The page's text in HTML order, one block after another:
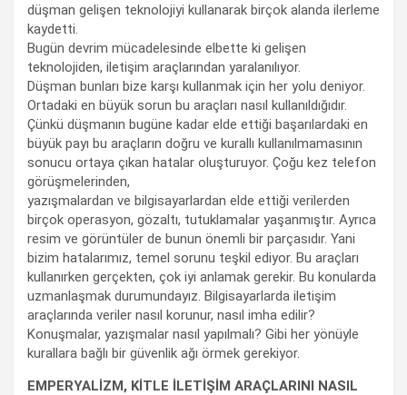
düşman gelişen teknolojiyi kullanarak birçok alanda ilerleme
kaydetti.
Bugün devrim mücadelesinde elbette ki gelişen
teknolojiden, iletişim araçlarından yaralanılıyor.
Düşman bunları bize karşı kullanmak için her yolu deniyor.
Ortadaki en büyük sorun bu araçları nasıl kullanıldığıdır.
Çünkü düşmanın bugüne kadar elde ettiği başarılardaki en
büyük payı bu araçların doğru ve kurallı kullanılmamasının
sonucu ortaya çıkan hatalar oluşturuyor. Çoğu kez telefon
görüşmelerinden,
yazışmalardan ve bilgisayarlardan elde ettiği verilerden
birçok operasyon, gözaltı, tutuklamalar yaşanmıştır. Ayrıca
resim ve görüntüler de bunun önemli bir parçasıdır. Yani
bizim hatalarımız, temel sorunu teşkil ediyor. Bu araçları
kullanırken gerçekten, çok iyi anlamak gerekir. Bu konularda
uzmanlaşmak durumundayız. Bilgisayarlarda iletişim
araçlarında veriler nasıl korunur, nasıl imha edilir?
Konuşmalar, yazışmalar nasıl yapılmalı? Gibi her yönüyle
kurallara bağlı bir güvenlik ağı örmek gerekiyor.
EMPERYALİZM, KİTLE İLETİŞİM ARAÇLARINI NASIL